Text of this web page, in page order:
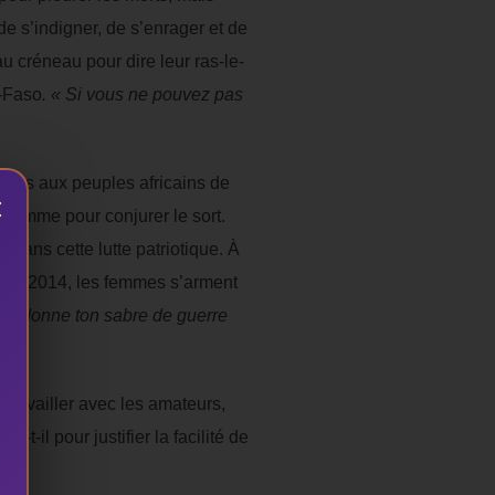
s’indigner, de s’enrager et de
créneau pour dire leur ras-le-
. « Si vous ne pouvez pas
aux peuples africains de
pour conjurer le sort.
dans cette lutte patriotique. À
2014, les femmes s’arment
donne ton sabre de guerre
avec les amateurs,
dira-t-il pour justifier la facilité de